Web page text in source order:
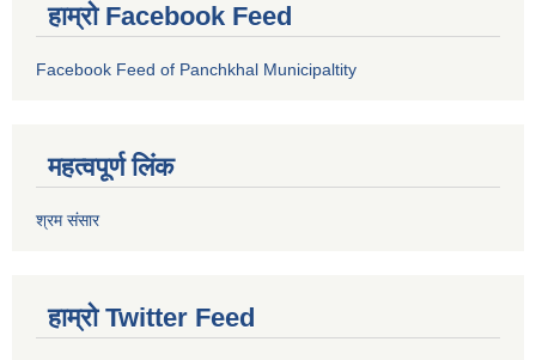
हाम्रो Facebook Feed
Facebook Feed of Panchkhal Municipaltity
महत्वपूर्ण लिंक
श्रम संसार
हाम्रो Twitter Feed